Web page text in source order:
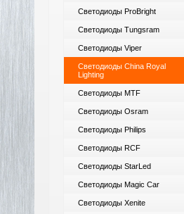
Светодиоды ProBright
Светодиоды Tungsram
Светодиоды Viper
Светодиоды China Royal
Lighting
Светодиоды MTF
Светодиоды Osram
Светодиоды Philips
Светодиоды RCF
Светодиоды StarLed
Светодиоды Magic Car
Светодиоды Xenite